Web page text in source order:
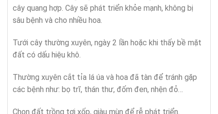
cây quang hợp. Cây sẽ phát triển khỏe mạnh, không bị
sâu bệnh và cho nhiều hoa.
Tưới cây thường xuyên, ngày 2 lần hoặc khi thấy bề mặt
đất có dấu hiệu khô.
Thường xuyên cắt tỉa lá úa và hoa đã tàn để tránh gặp
các bệnh như: bọ trĩ, thán thư, đốm đen, nhện đỏ…
Chọn đất trồng tơi xốp, giàu mùn để rễ phát triển.